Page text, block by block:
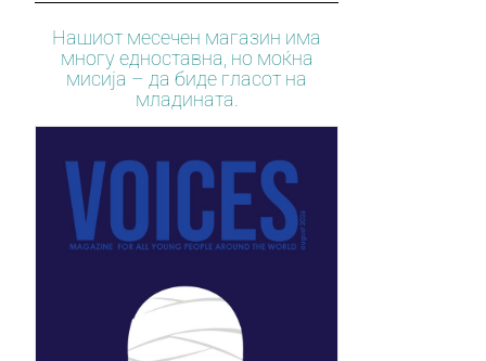
Нашиот месечен магазин има
многу едноставна, но моќна
мисија – да биде гласот на
младината.